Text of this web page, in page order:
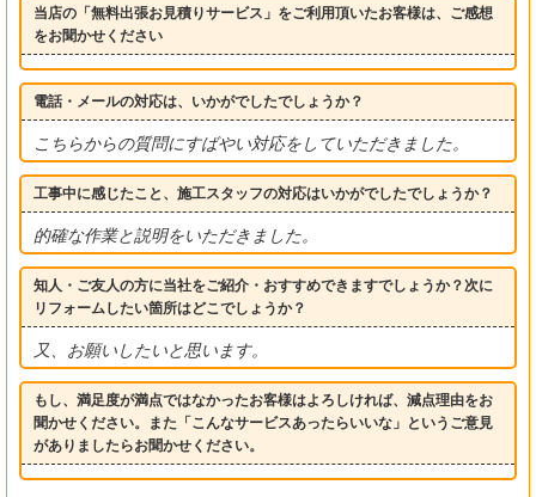
当店の「無料出張お見積りサービス」をご利用頂いたお客様は、ご感想
をお聞かせください
電話・メールの対応は、いかがでしたでしょうか？
こちらからの質問にすばやい対応をしていただきました。
工事中に感じたこと、施工スタッフの対応はいかがでしたでしょうか？
的確な作業と説明をいただきました。
知人・ご友人の方に当社をご紹介・おすすめできますでしょうか？次に
リフォームしたい箇所はどこでしょうか？
又、お願いしたいと思います。
もし、満足度が満点ではなかったお客様はよろしければ、減点理由をお
聞かせください。また「こんなサービスあったらいいな」というご意見
がありましたらお聞かせください。